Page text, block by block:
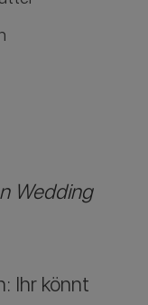
Wedding
Ihr könnt